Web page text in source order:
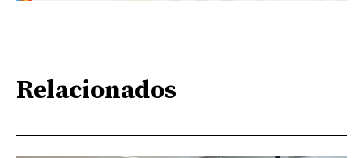
Relacionados